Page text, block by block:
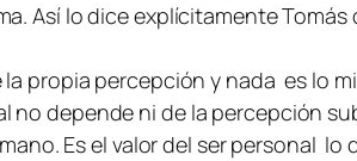
Así lo dice explícitamente Tomás
propia percepción y nada es lo
depende ni de la percepción
Es el valor del ser personal lo